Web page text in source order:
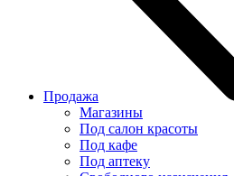
Продажа
Магазины
Под салон красоты
Под кафе
Под аптеку